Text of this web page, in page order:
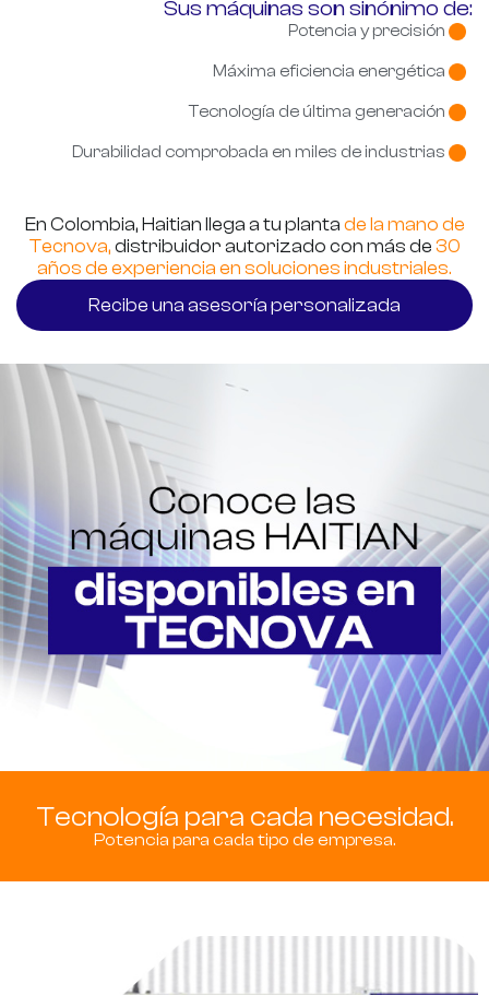
Sus máquinas son sinónimo de:
Potencia y precisión
Máxima eficiencia energética
Tecnología de última generación
Durabilidad comprobada en miles de industrias
En Colombia, Haitian llega a tu planta de la mano de
Tecnova, distribuidor autorizado con más de 30
años de experiencia en soluciones industriales.
Recibe una asesoría personalizada
Tecnología para cada necesidad.
Potencia para cada tipo de empresa.